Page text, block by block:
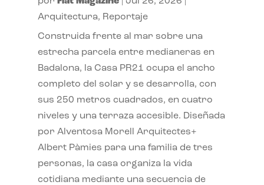
Arquitectura, Reportaje
Construida frente al mar sobre una
estrecha parcela entre medianeras en
Badalona, la Casa PR21 ocupa el ancho
completo del solar y se desarrolla, con
sus 250 metros cuadrados, en cuatro
niveles y una terraza accesible. Diseñada
por Alventosa Morell Arquitectes+
Albert Pàmies para una familia de tres
personas, la casa organiza la vida
cotidiana mediante una secuencia de